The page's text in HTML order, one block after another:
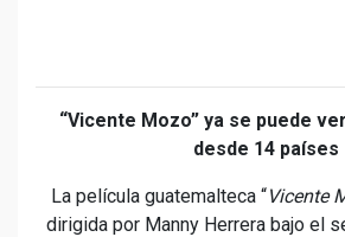
“Vicente Mozo” ya se puede
desde 14 países
​​La película guatemalteca “Vicente
dirigida por Manny Herrera bajo el